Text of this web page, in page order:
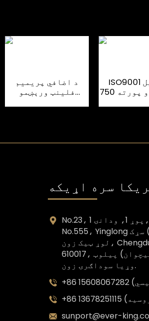
د اضافي پریمیم
فلینټ ورېښمو
ISO9001 مستطیل
سکرو پورته 750ml د
سره اړیکه
No.23، پوړ 1، ودانۍ 1،
No.555، Yinglong سړک (S-1)،
لوړ ټیک زون، Chengdu
610017، د چین (سیچوان) پیلوټ
وړیا سوداګرۍ زون.
sunport@ever-